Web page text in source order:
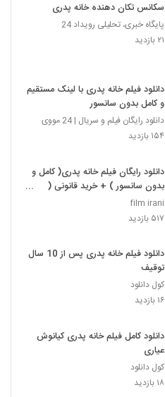
سکانس تکان دهنده خانه پدری
پایگاه خبری، تحلیلی رویداد 24
۲۱ بازدید
دانلود فیلم خانه پدری با لینک مستقیم
و کامل بدون سانسور
دانلود رایگان فیلم و سریال | 24 مووی
۱۵۴ بازدید
دانلود رایگان فیلم خانه پدری( کامل و
بدون سانسور ) + خرید قانونی (
آنلاین ) غیر رایگان
film irani
۵۱۷ بازدید
دانلود فیلم خانه پدری پس از 10 سال
توقیف
کول دانلود
۱۶ بازدید
دانلود کامل فیلم خانه پدری کیانوش
عیاری
کول دانلود
۱۸ بازدید